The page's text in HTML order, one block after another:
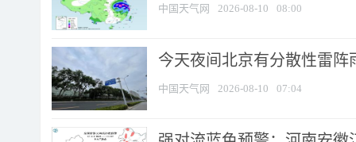
中国天气网 2026-08-10 08:00
今天夜间北京有分散性雷
中国天气网 2026-08-10 07:04